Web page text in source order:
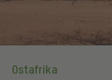
Ostafrika